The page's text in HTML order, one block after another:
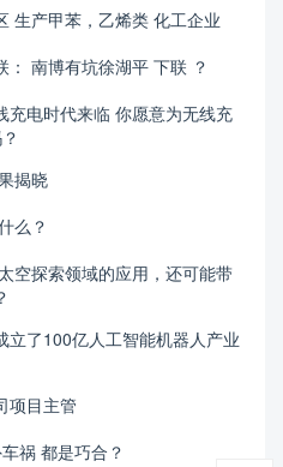
生产甲苯，乙烯类 化工企业
南博有坑徐湖平 下联 ？
充电时代来临 你愿意为无线充
揭晓
么？
空探索领域的应用，还可能带
立了100亿人工智能机器人产业
项目主管
祸 都是巧合？